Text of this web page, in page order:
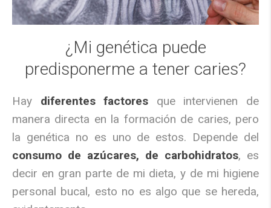
¿Mi genética puede
predisponerme a tener caries?
Hay diferentes factores que intervienen de
manera directa en la formación de caries, pero
la genética no es uno de estos. Depende del
consumo de azúcares, de carbohidratos, es
decir en gran parte de mi dieta, y de mi higiene
personal bucal, esto no es algo que se hereda,